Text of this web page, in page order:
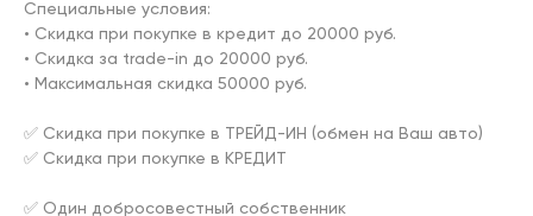
Специальные условия:
• Скидка при покупке в кредит до 20000 руб.
• Скидка за trade-in до 20000 руб.
• Максимальная скидка 50000 руб.
✅ Скидка при покупке в ТРЕЙД-ИН (обмен на Ваш авто)
✅ Скидка при покупке в КРЕДИТ
✅ Один добросовестный собственник